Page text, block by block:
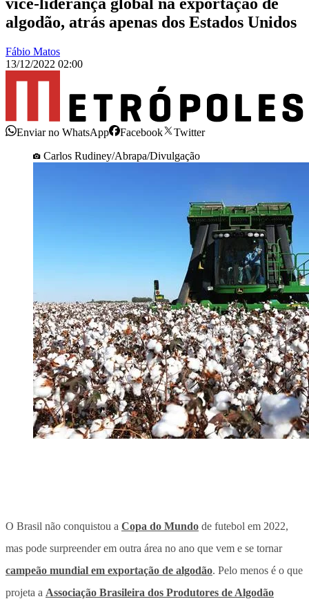
vice-liderança global na exportação de
algodão, atrás apenas dos Estados Unidos
Fábio Matos
13/12/2022 02:00
Enviar no WhatsApp Facebook
Twitter
Carlos Rudiney/Abrapa/Divulgação
O Brasil não conquistou a Copa do Mundo de futebol em 2022,
mas pode surpreender em outra área no ano que vem e se tornar
campeão mundial em exportação de algodão. Pelo menos é o que
projeta a Associação Brasileira dos Produtores de Algodão